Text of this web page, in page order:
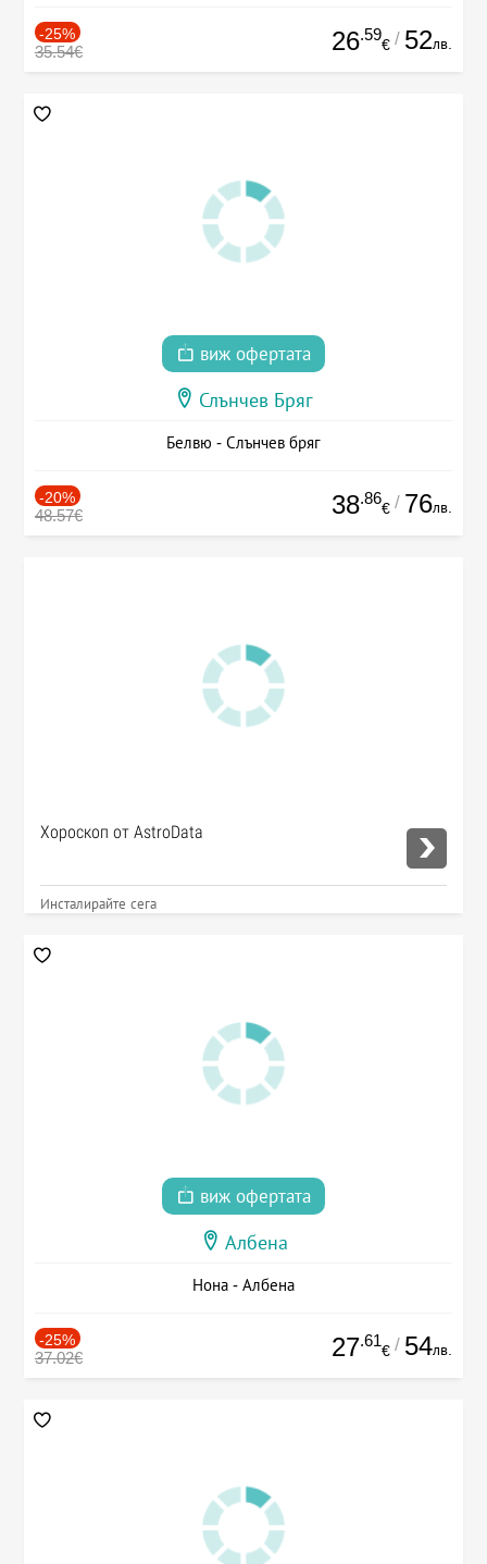
-25%
35.54€ 26.59
€ / 52лв.
виж офертата
Слънчев Бряг
Белвю - Слънчев бряг
-20%
48.57€ 38.86
€ / 76лв.
Хороскоп от AstroData
Инсталирайте сега
виж офертата
Албена
Нона - Албена
-25%
37.02€ 27.61
€ / 54лв.